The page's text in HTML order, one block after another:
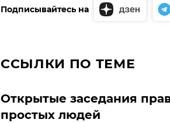
Подписывайтесь на
ССЫЛКИ ПО ТЕМЕ
Открытые заседания
простых людей